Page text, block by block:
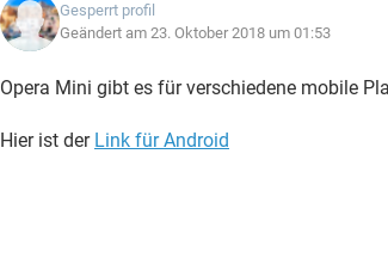
Gesperrt profil
Geändert am 23. Oktober 2018 um 01:53
Opera Mini gibt es für verschiedene mobile
Hier ist der Link für Android